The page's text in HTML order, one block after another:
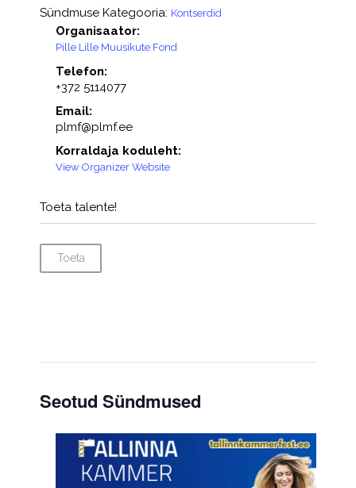
Sündmuse Kategooria: Kontserdid
Organisaator:
Pille Lille Muusikute Fond
Telefon:
+372 5114077
Email:
plmf@plmf.ee
Korraldaja koduleht:
View Organizer Website
Toeta talente!
Toeta
Seotud Sündmused